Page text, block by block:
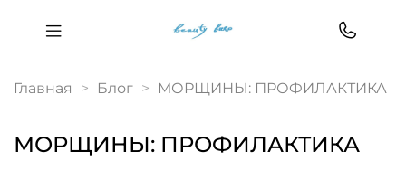
Главная Блог МОРЩИНЫ: ПРОФИЛАКТИКА
МОРЩИНЫ: ПРОФИЛАКТИКА